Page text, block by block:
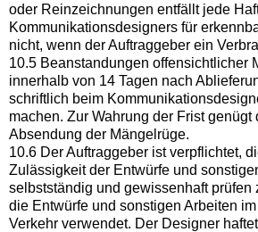
oder Reinzeichnungen entfällt jede
Kommunikationsdesigners für
nicht, wenn der Auftraggeber ein
10.5 Beanstandungen offensichtlicher
innerhalb von 14 Tagen nach
schriftlich beim
machen. Zur Wahrung der Frist genügt
Absendung der Mängelrüge.
10.6 Der Auftraggeber ist verpflichtet,
Zulässigkeit der Entwürfe und
selbstständig und gewissenhaft prüfen
die Entwürfe und sonstigen Arbeiten
Verkehr verwendet. Der Designer